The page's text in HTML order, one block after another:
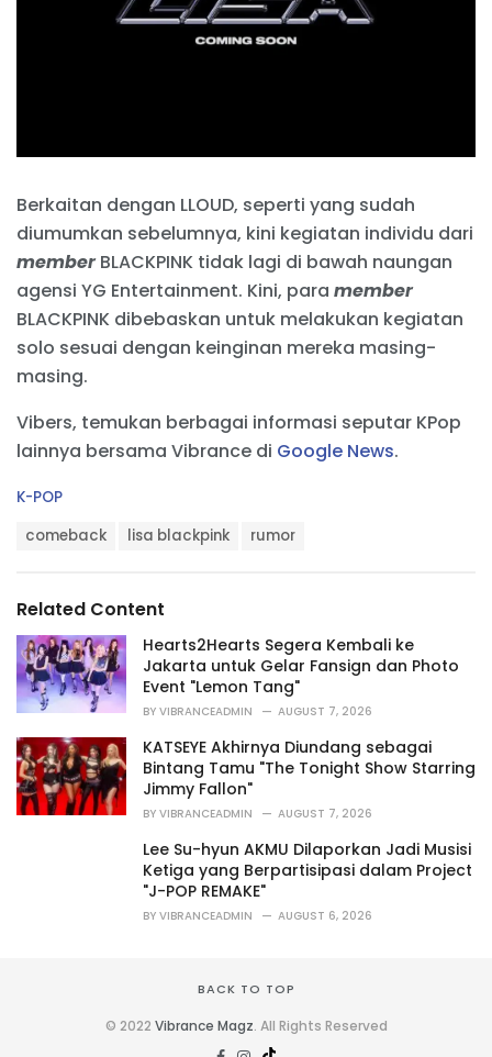
Berkaitan dengan LLOUD, seperti yang sudah
diumumkan sebelumnya, kini kegiatan individu dari
memberBLACKPINK tidak lagi di bawah naungan
agensi YG Entertainment. Kini, para member
BLACKPINK dibebaskan untuk melakukan kegiatan
solo sesuai dengan keinginan mereka masing-
masing.
Vibers, temukan berbagai informasi seputar KPop
lainnya bersama Vibrance di Google News.
C
r
i
e
s
:
K-POP
:
comeback lisa blackpink rumor
Related Content
Hearts2Hearts Segera Kembali ke
Jakarta untuk Gelar Fansign dan Photo
Event "Lemon Tang"
BY VIBRANCEADMIN AUGUST 7, 2026
KATSEYE Akhirnya Diundang sebagai
Bintang Tamu "The Tonight Show Starring
Jimmy Fallon"
BY VIBRANCEADMIN AUGUST 7, 2026
Lee Su-hyun AKMU Dilaporkan Jadi Musisi
Ketiga yang Berpartisipasi dalam Project
"J-POP REMAKE"
BY VIBRANCEADMIN AUGUST 6, 2026
BACK TO TOP
© 2022 Vibrance Magz. All Rights Reserved